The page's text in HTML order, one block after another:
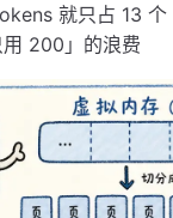
就只占 13
200」的浪费